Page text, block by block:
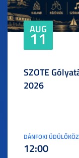
AUG
11
SZOTE
2026
DÁNFOKI
12:00